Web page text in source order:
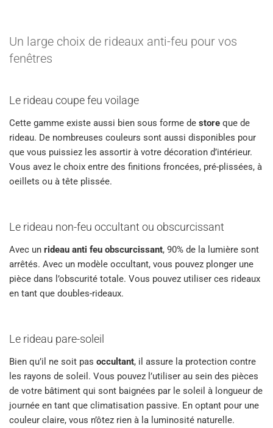
Un large choix de rideaux anti-feu pour vos
fenêtres
Le rideau coupe feu voilage
Cette gamme existe aussi bien sous forme de store que de
rideau. De nombreuses couleurs sont aussi disponibles pour
que vous puissiez les assortir à votre décoration d’intérieur.
Vous avez le choix entre des finitions froncées, pré-plissées, à
oeillets ou à tête plissée.
Le rideau non-feu occultant ou obscurcissant
Avec un rideau anti feu obscurcissant, 90% de la lumière sont
arrêtés. Avec un modèle occultant, vous pouvez plonger une
pièce dans l’obscurité totale. Vous pouvez utiliser ces rideaux
en tant que doubles-rideaux.
Le rideau pare-soleil
Bien qu’il ne soit pas occultant, il assure la protection contre
les rayons de soleil. Vous pouvez l’utiliser au sein des pièces
de votre bâtiment qui sont baignées par le soleil à longueur de
journée en tant que climatisation passive. En optant pour une
couleur claire, vous n’ôtez rien à la luminosité naturelle.